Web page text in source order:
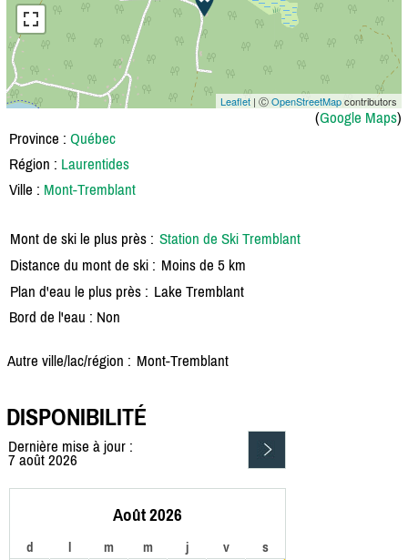
Leaflet | ⒸOpenStreetMapcontributors
(Google Maps)
Province : Québec
Région : Laurentides
Ville : Mont-Tremblant
Mont de ski le plus près : Station de Ski Tremblant
Distance du mont de ski : Moins de 5 km
Plan d'eau le plus près : Lake Tremblant
Bord de l'eau : Non
Autre ville/lac/région : Mont-Tremblant
DISPONIBILITÉ
Dernière mise à jour :
7 août 2026
Août 2026
d l m m j v s